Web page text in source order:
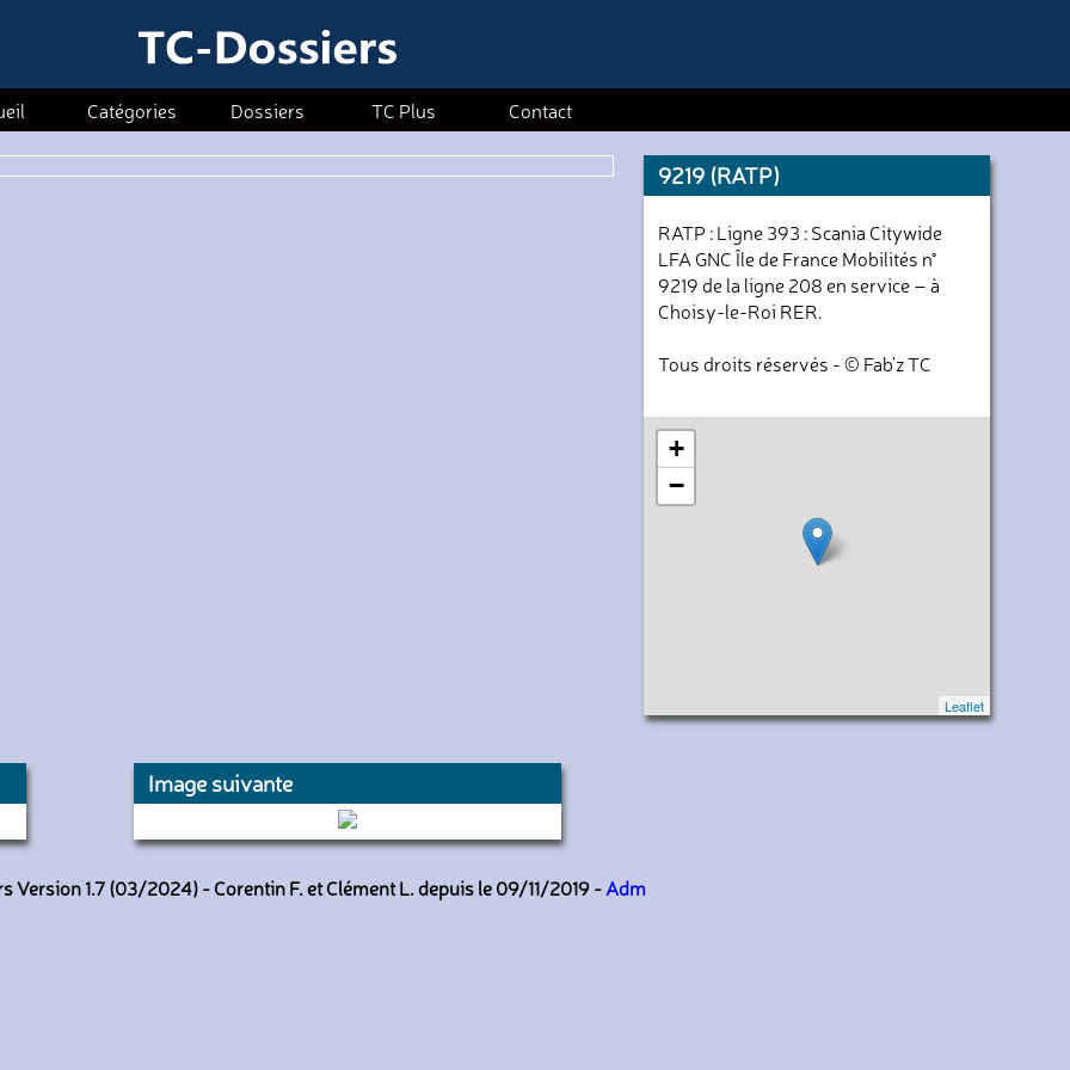
Catégories Dossiers TC Plus Contact
9219 (RATP)
RATP : Ligne 393 : Scania Citywide
LFA GNC Île de France Mobilités n°
9219 de la ligne 208 en service – à
Choisy-le-Roi RER.
Tous droits réservés - © Fab'z TC
+
−
Leaflet
Image suivante
5698 (RATP)
Version 1.7 (03/2024) - Corentin F. et Clément L. depuis le 09/11/2019 -Adm